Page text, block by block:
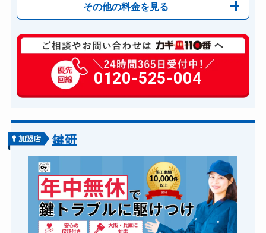
その他の料金を見る
玄関カギ修理 6,600円～(税込)
玄関カギ作成 14,300円～(税込)
玄関カギ交換 14,300円～(税込)
バイクカギ開け
バイクカギ作成 16,500円～(税込)
金庫カギ開け 14,300円～(税込)
金庫カギ修理 11,000円～(税込)
金庫カギ交換 11,000円～(税込)
0120-525-004
鍵研